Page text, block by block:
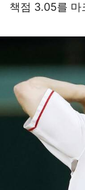
책점 3.05를 마